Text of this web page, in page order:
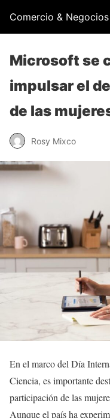
Comercio & Negocios
Microsoft se
impulsar el
de las
Rosy Mixco
En el marco del Día
Ciencia, es importante
participación de las
Aunque el país ha